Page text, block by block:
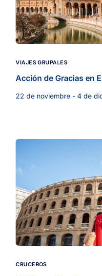
VIAJES GRUPALES
Acción de Gracias en
22 de noviembre - 4 de
CRUCEROS